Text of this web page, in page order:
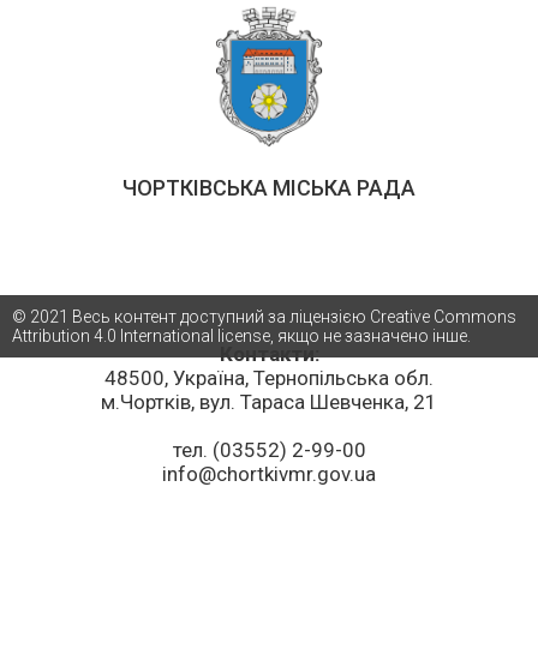
ЧОРТКІВСЬКА МІСЬКА РАДА
Контакти:
48500, Україна, Тернопільська обл.
м.Чортків, вул. Тараса Шевченка, 21
тел. (03552) 2-99-00
info@chortkivmr.gov.ua
© 2021 Весь контент доступний за ліцензією Creative Commons
Attribution 4.0 International license, якщо не зазначено інше.